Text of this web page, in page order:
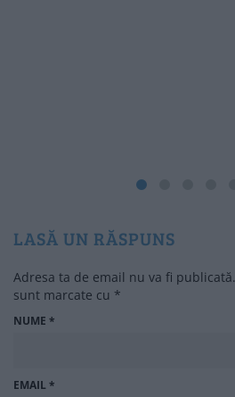
LASĂ UN RĂSPUNS
Adresa ta de email nu va fi publicată.
sunt marcate cu *
NUME *
EMAIL*